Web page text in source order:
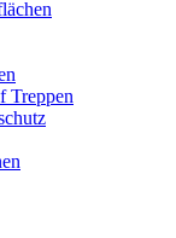
Treppen